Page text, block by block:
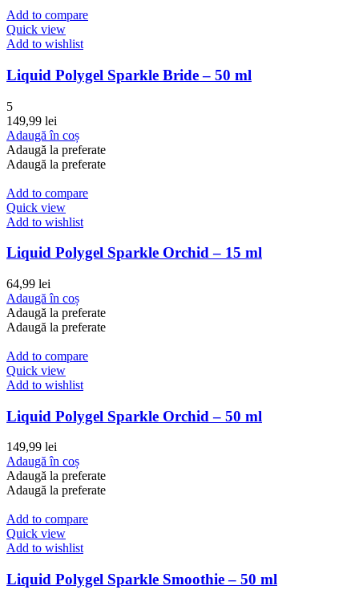
Add to compare
Quick view
Add to wishlist
Liquid Polygel Sparkle Bride – 50 ml
5
149,99 lei
Adaugă în coș
Adaugă la preferate
Adaugă la preferate
Add to compare
Quick view
Add to wishlist
Liquid Polygel Sparkle Orchid – 15 ml
64,99 lei
Adaugă în coș
Adaugă la preferate
Adaugă la preferate
Add to compare
Quick view
Add to wishlist
Liquid Polygel Sparkle Orchid – 50 ml
149,99 lei
Adaugă în coș
Adaugă la preferate
Adaugă la preferate
Add to compare
Quick view
Add to wishlist
Liquid Polygel Sparkle Smoothie – 50 ml